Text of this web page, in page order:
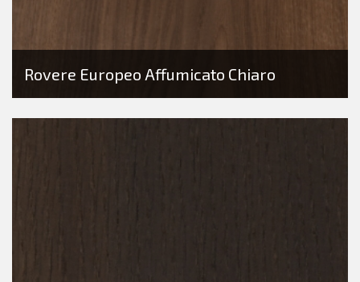
Rovere Europeo Affumicato Chiaro